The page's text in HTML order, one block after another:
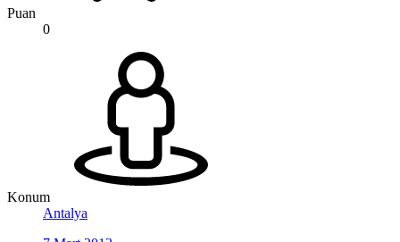
Puan
0
Konum
Antalya